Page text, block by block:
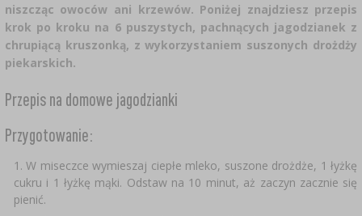
PEKLE, MARYNATY I ZIOŁA ›
AROMATY DYMU WĘDZARNICZEGO
MIERNIKI, WSKAŹNIKI ›
BUTELKI
REGAŁY
AROMATYZACJA
SUBSTANCJE DODATKOWE
ETYKIETY
BADANIA ALKOHOLU
LITERATURA
GADŻETY DOMOWE
MOTORYZACJA
niszcząc owoców ani krzewów. Poniżej znajdziesz przepis
krok po kroku na 6 puszystych, pachnących jagodzianek z
chrupiącą kruszonką, z wykorzystaniem suszonych drożdży
piekarskich.
Przepis na domowe jagodzianki
Przygotowanie:
W miseczce wymieszaj ciepłe mleko, suszone drożdże, 1 łyżkę
cukru i 1 łyżkę mąki. Odstaw na 10 minut, aż zaczyn zacznie się
pienić.